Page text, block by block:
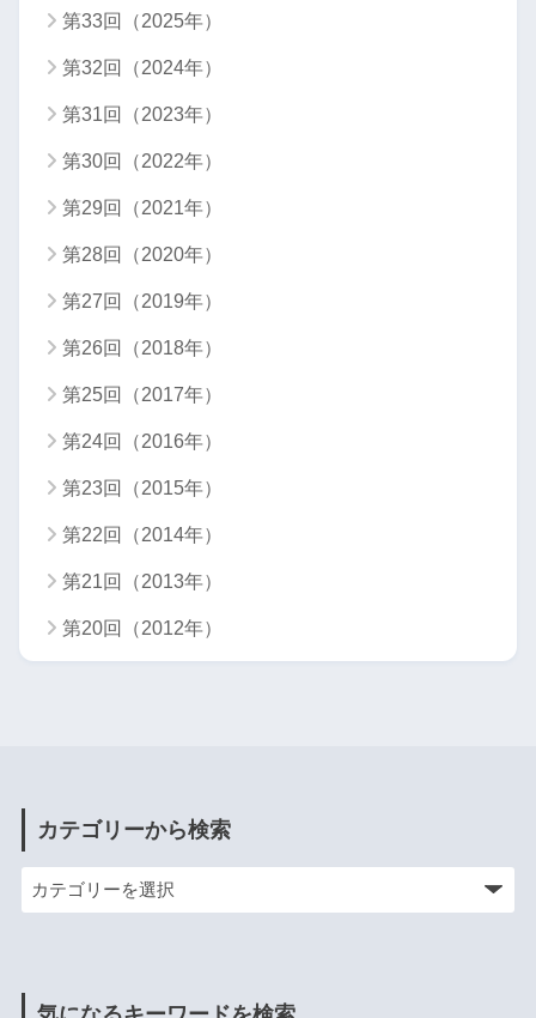
第33回（2025年）
第32回（2024年）
第31回（2023年）
第30回（2022年）
第29回（2021年）
第28回（2020年）
第27回（2019年）
第26回（2018年）
第25回（2017年）
第24回（2016年）
第23回（2015年）
第22回（2014年）
第21回（2013年）
第20回（2012年）
カテゴリーから検索